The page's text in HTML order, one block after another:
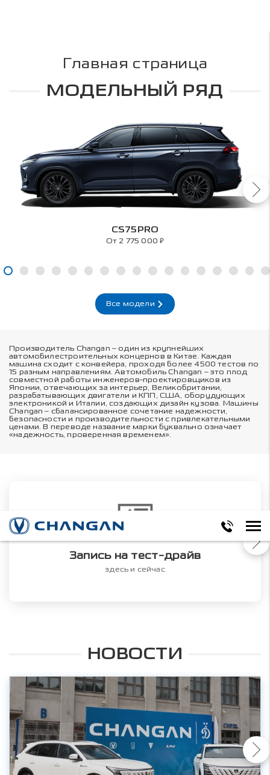
Главная страница
МОДЕЛЬНЫЙ РЯД
CS75PRO
От 2 775 000₽
Все модели
Производитель Changan – один из крупнейших
автомобилестроительных концернов в Китае. Каждая
машина сходит с конвейера, проходя более 4500 тестов по
15 разным направлениям. Автомобиль Changan – это плод
совместной работы инженеров-проектировщиков из
Японии, отвечающих за интерьер, Великобритании,
разрабатывающих двигатели и КПП, США, оборудующих
электроникой и Италии, создающих дизайн кузова. Машины
Changan – сбалансированное сочетание надежности,
безопасности и производительности с привлекательными
ценами. В переводе название марки буквально означает
«надежность, проверенная временем».
Запись на тест-драйв
здесь и сейчас
НОВОСТИ